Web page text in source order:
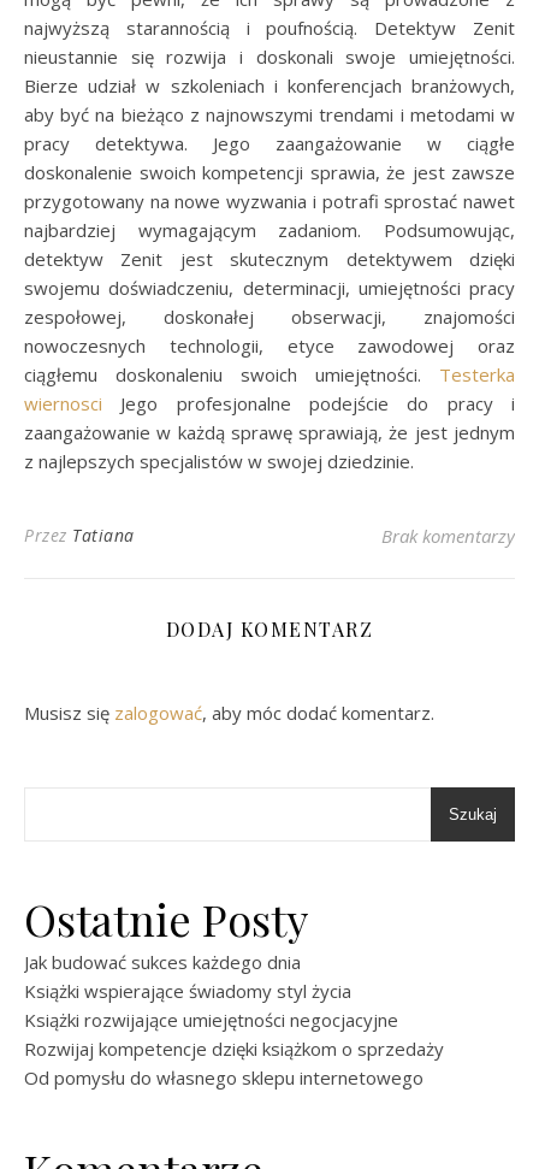
najwyższą starannością i poufnością. Detektyw Zenit
nieustannie się rozwija i doskonali swoje umiejętności.
Bierze udział w szkoleniach i konferencjach branżowych,
aby być na bieżąco z najnowszymi trendami i metodami w
pracy detektywa. Jego zaangażowanie w ciągłe
doskonalenie swoich kompetencji sprawia, że jest zawsze
przygotowany na nowe wyzwania i potrafi sprostać nawet
najbardziej wymagającym zadaniom. Podsumowując,
detektyw Zenit jest skutecznym detektywem dzięki
swojemu doświadczeniu, determinacji, umiejętności pracy
zespołowej, doskonałej obserwacji, znajomości
nowoczesnych technologii, etyce zawodowej oraz
ciągłemu doskonaleniu swoich umiejętności. Testerka
wiernosci Jego profesjonalne podejście do pracy i
zaangażowanie w każdą sprawę sprawiają, że jest jednym
z najlepszych specjalistów w swojej dziedzinie.
Przez Tatiana Brak komentarzy
DODAJ KOMENTARZ
Musisz się zalogować, aby móc dodać komentarz.
Szukaj
Ostatnie Posty
Jak budować sukces każdego dnia
Książki wspierające świadomy styl życia
Książki rozwijające umiejętności negocjacyjne
Rozwijaj kompetencje dzięki książkom o sprzedaży
Od pomysłu do własnego sklepu internetowego